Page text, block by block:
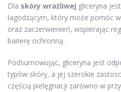
Dla skóry wrażliwej gliceryna
łagodzącym, który może pomóc
oraz zaczerwienień, wspierając
barierę ochronną.
Podsumowując, gliceryna jest
typów skóry, a jej szerokie
częścią pielęgnacji zarówno w